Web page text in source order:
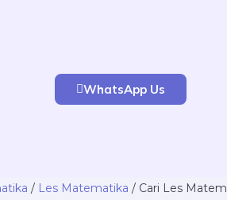
WhatsApp Us
/ Les Matematika / Cari Les
Price